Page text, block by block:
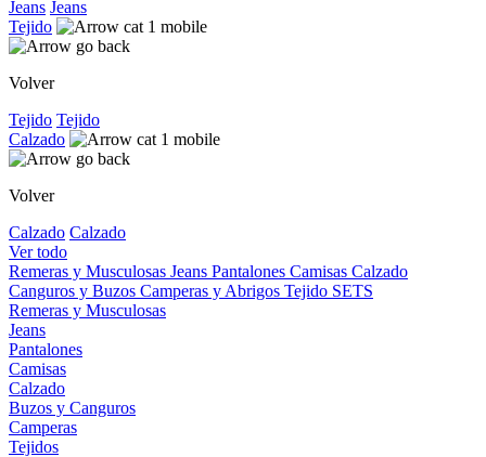
Jeans Jeans
Tejido
Volver
Tejido Tejido
Calzado
Volver
Calzado Calzado
Ver todo
Remeras y Musculosas Jeans Pantalones Camisas Calzado
Canguros y Buzos Camperas y Abrigos Tejido SETS
Remeras y Musculosas
Jeans
Pantalones
Camisas
Calzado
Buzos y Canguros
Camperas
Tejidos